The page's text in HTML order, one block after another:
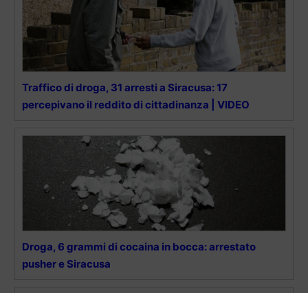
Traffico di droga, 31 arresti a Siracusa: 17
percepivano il reddito di cittadinanza | VIDEO
Droga, 6 grammi di cocaina in bocca: arrestato
pusher e Siracusa